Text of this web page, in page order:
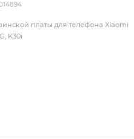
платы для телефона Xiaomi
K30i